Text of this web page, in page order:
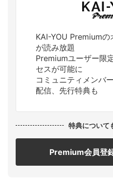
KAI-YOU Premiumの
が読み放題
Premiumユーザー限
セスが可能に
コミュニティメンバ
配信、先行特典も
特典について
Premium会員登